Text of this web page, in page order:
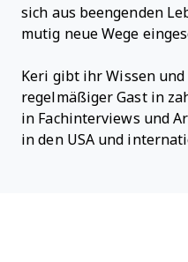
sich aus beengenden
mutig neue Wege
Keri gibt ihr Wissen
regelmäßiger Gast in
in Fachinterviews und
in den USA und